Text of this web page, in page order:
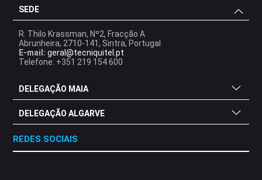
SEDE
R. Thilo Krassman, Nº2, Fracção A
Abrunheira, 2710-141, Sintra, Portugal
E-mail: geral@tecniquitel.pt
Telefone: +351 219 154 600
DELEGAÇÃO MAIA
DELEGAÇÃO ALGARVE
REDES SOCIAIS